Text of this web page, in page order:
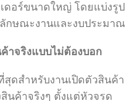
ดอร์ขนาดใหญ่ โดยแบ่งรูป
กษณะงานและงบประมาณ
าจริงแบบไม่ต้องบอก
ดสำหรับงานเปิดตัวสินค้า
นค้าจริงๆ ตั้งแต่หัวจรด